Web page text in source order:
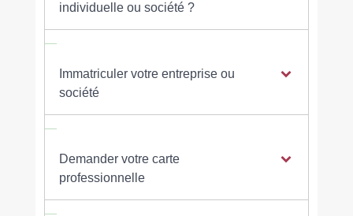
individuelle ou société ?
Immatriculer votre entreprise ou
société
Demander votre carte
professionnelle